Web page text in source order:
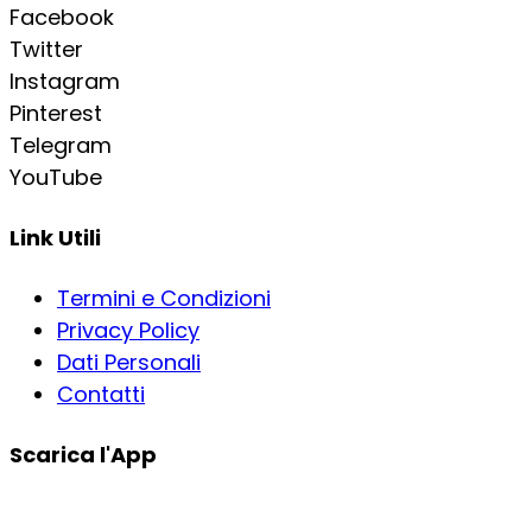
Facebook
Twitter
Instagram
Pinterest
Telegram
YouTube
Link Utili
Termini e Condizioni
Privacy Policy
Dati Personali
Contatti
Scarica l'App